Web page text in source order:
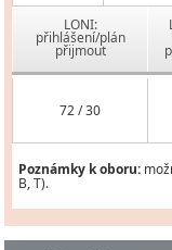
LONI:
přihlášení/plán
přijmout
72 / 30
Poznámky k oboru:
B, T).